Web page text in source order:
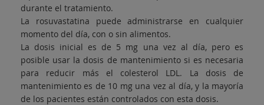
durante el tratamiento.
La rosuvastatina puede administrarse en cualquier
momento del día, con o sin alimentos.
La dosis inicial es de 5 mg una vez al día, pero es
posible usar la dosis de mantenimiento si es necesaria
para reducir más el colesterol LDL. La dosis de
mantenimiento es de 10 mg una vez al día, y la mayoría
de los pacientes están controlados con esta dosis.